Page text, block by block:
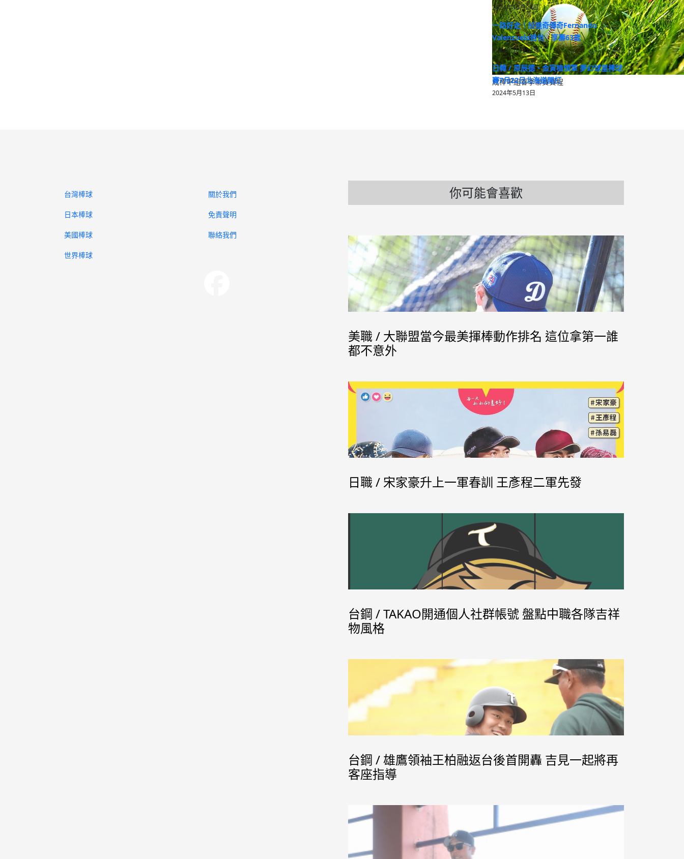
成棒甲組春季聯賽賽程
2024年10月24日
一路好走！前道奇傳奇Fernando
Valenzuela過世 享壽63歲
2024年10月23日
日韓 / 原辰德、金寅植領軍 夢幻球星棒球
賽7月22日北海道開打
2024年5月13日
台灣棒球
日本棒球
美國棒球
世界棒球
關於我們
免責聲明
聯絡我們
你可能會喜歡
美職 / 大聯盟當今最美揮棒動作排名 這位拿第一誰
都不意外
日職 / 宋家豪升上一軍春訓 王彥程二軍先發
台鋼 / TAKAO開通個人社群帳號 盤點中職各隊吉祥
物風格
台鋼 / 雄鷹領袖王柏融返台後首開轟 吉見一起將再
客座指導